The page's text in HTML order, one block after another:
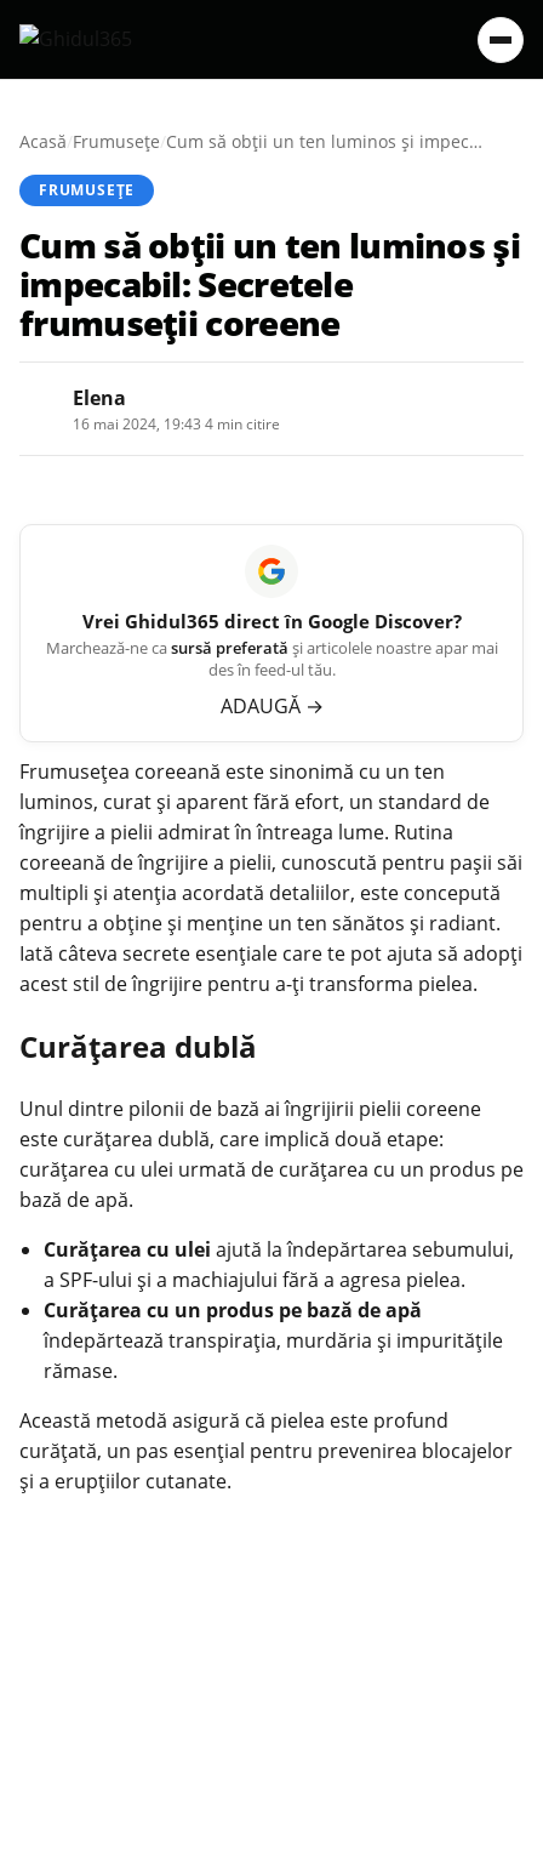
Acasă/Frumusețe/ Cum să obții un ten luminos și impecabil: Secretele frumuseții coreene
FRUMUSEȚE
Cum să obții un ten luminos și
impecabil: Secretele
frumuseții coreene
Elena
16 mai 2024, 19:43 4 min citire
Vrei Ghidul365 direct în Google Discover?
Marchează-ne casursă preferată și articolele noastre apar mai
des în feed-ul tău.
ADAUGĂ →
Frumusețea coreeană este sinonimă cu un ten
luminos, curat și aparent fără efort, un standard de
îngrijire a pielii admirat în întreaga lume. Rutina
coreeană de îngrijire a pielii, cunoscută pentru pașii săi
multipli și atenția acordată detaliilor, este concepută
pentru a obține și menține un ten sănătos și radiant.
Iată câteva secrete esențiale care te pot ajuta să adopți
acest stil de îngrijire pentru a-ți transforma pielea.
Curățarea dublă
Unul dintre pilonii de bază ai îngrijirii pielii coreene
este curățarea dublă, care implică două etape:
curățarea cu ulei urmată de curățarea cu un produs pe
bază de apă.
Curățarea cu ulei ajută la îndepărtarea sebumului,
a SPF-ului și a machiajului fără a agresa pielea.
Curățarea cu un produs pe bază de apă
îndepărtează transpirația, murdăria și impuritățile
rămase.
Această metodă asigură că pielea este profund
curățată, un pas esențial pentru prevenirea blocajelor
și a erupțiilor cutanate.